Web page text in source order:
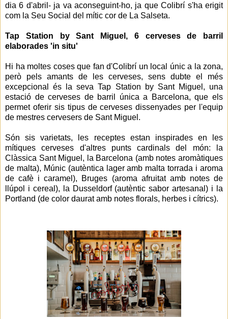
dia 6 d'abril- ja va aconseguint-ho, ja que Colibrí s'ha erigit
com la Seu Social del mític cor de La Salseta.
Tap Station by Sant Miguel, 6 cerveses de barril
elaborades 'in situ'
Hi ha moltes coses que fan d'Colibrí un local únic a la zona,
però pels amants de les cerveses, sens dubte el més
excepcional és la seva Tap Station by Sant Miguel, una
estació de cerveses de barril única a Barcelona, ​​que els
permet oferir sis tipus de cerveses dissenyades per l'equip
de mestres cervesers de Sant Miguel.
Són sis varietats, les receptes estan inspirades en les
mítiques cerveses d'altres punts cardinals del món: la
Clàssica Sant Miguel, la Barcelona (amb notes aromàtiques
de malta), Múnic (autèntica lager amb malta torrada i aroma
de cafè i caramel), Bruges (aroma afruitat amb notes de
llúpol i cereal), la Dusseldorf (autèntic sabor artesanal) i la
Portland (de color daurat amb notes florals, herbes i cítrics).